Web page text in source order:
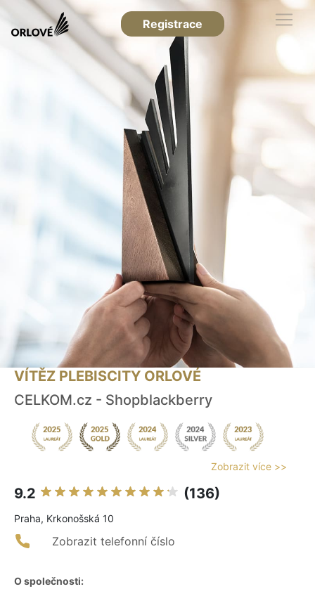
Registrace
VÍTĚZ PLEBISCITY ORLOVÉ
CELKOM.cz - Shopblackberry
Zobrazit více >>
9.2 (136)
Praha, Krkonošská 10
Zobrazit telefonní číslo
O společnosti: